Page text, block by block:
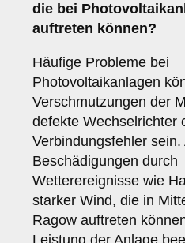
die bei
auftreten können?
Häufige Probleme bei
Photovoltaikanlagen
Verschmutzungen der
defekte Wechselrichter
Verbindungsfehler sein.
Beschädigungen durch
Wetterereignisse wie
starker Wind, die in
Ragow auftreten